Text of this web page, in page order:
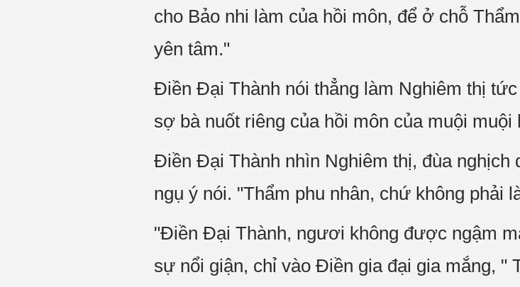
cho Bảo nhi làm của hồi môn, để ở chỗ
yên tâm."
Điền Đại Thành nói thẳng làm Nghiêm thị
sợ bà nuốt riêng của hồi môn của muội muội
Điền Đại Thành nhìn Nghiêm thị, đùa nghịch
ngụ ý nói. "Thẩm phu nhân, chứ không phải
"Điền Đại Thành, ngươi không được ngậm
sự nổi giận, chỉ vào Điền gia đại gia mắng, "